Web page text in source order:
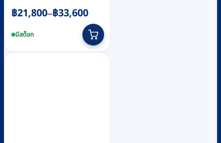
฿21,800–฿33,600
Price
range:
฿21,800
มีสต็อก
product